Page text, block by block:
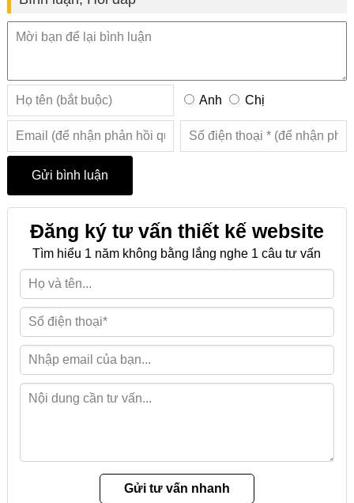
Anh Chị
Đăng ký tư vấn thiết kế website
Tìm hiểu 1 năm không bằng lắng nghe 1 câu tư vấn